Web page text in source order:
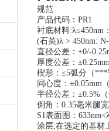
规范
产品代码：PR1
衬底材料:λ≤450nm
(石英)λ > 450nm:
直径公差：+0/-
厚度公差：
楔形：≤5弧分（***
同心度：±0.05mm
半径公差：±0.5%
倒角：0.35毫米腿
S1表面图：
涂层;在选定的基材